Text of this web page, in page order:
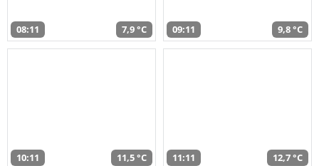
08:11 7,9 °C 09:11 9,8 °C
10:11 11,5 °C 11:11 12,7 °C